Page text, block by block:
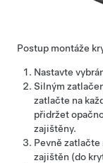
Postup montáže
Nastavte
Silným
zatlačte na
přidržet
zajištěny.
Pevně
zajištěn (do